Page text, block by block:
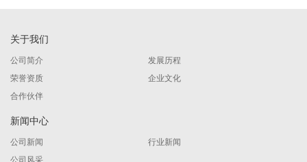
关于我们
公司简介
发展历程
荣誉资质
企业文化
合作伙伴
新闻中心
公司新闻
行业新闻
公司风采